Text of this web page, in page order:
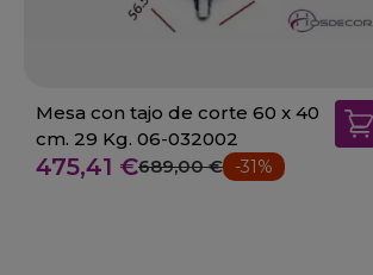
Mesa con tajo de corte 60 x 40
cm. 29 Kg. 06-032002
475,41 €689,00 € -31%